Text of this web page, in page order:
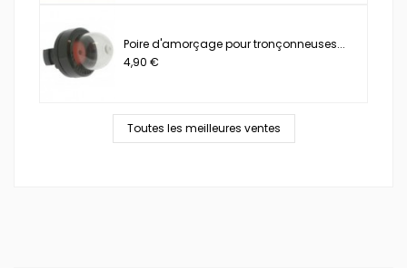
Poire d'amorçage pour tronçonneuses...
4,90 €
Toutes les meilleures ventes